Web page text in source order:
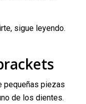
sigue leyendo.
pequeñas piezas
de los dientes.